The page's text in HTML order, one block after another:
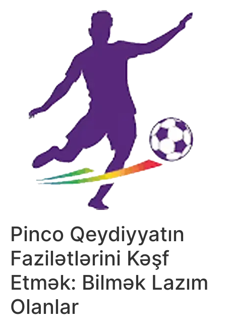
Pinco Qeydiyyatın
Fazilətlərini Kəşf
Etmək: Bilmək Lazım
Olanlar